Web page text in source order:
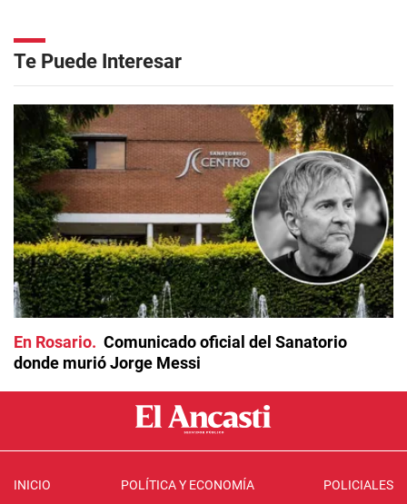
Te Puede Interesar
En Rosario
Comunicado oficial del Sanatorio
donde murió Jorge Messi
INICIO POLÍTICA Y ECONOMÍA POLICIALES